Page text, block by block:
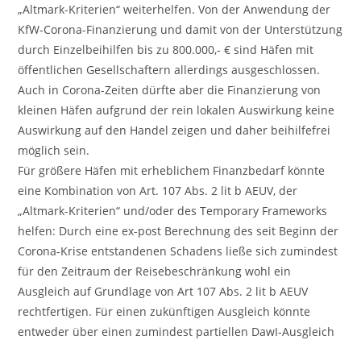
„Altmark-Kriterien“ weiterhelfen. Von der Anwendung der
KfW-Corona-Finanzierung und damit von der Unterstützung
durch Einzelbeihilfen bis zu 800.000,- € sind Häfen mit
öffentlichen Gesellschaftern allerdings ausgeschlossen.
Auch in Corona-Zeiten dürfte aber die Finanzierung von
kleinen Häfen aufgrund der rein lokalen Auswirkung keine
Auswirkung auf den Handel zeigen und daher beihilfefrei
möglich sein.
Für größere Häfen mit erheblichem Finanzbedarf könnte
eine Kombination von Art. 107 Abs. 2 lit b AEUV, der
„Altmark-Kriterien“ und/oder des Temporary Frameworks
helfen: Durch eine ex-post Berechnung des seit Beginn der
Corona-Krise entstandenen Schadens ließe sich zumindest
für den Zeitraum der Reisebeschränkung wohl ein
Ausgleich auf Grundlage von Art 107 Abs. 2 lit b AEUV
rechtfertigen. Für einen zukünftigen Ausgleich könnte
entweder über einen zumindest partiellen DawI-Ausgleich